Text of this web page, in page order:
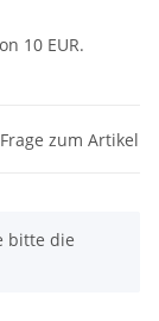
10 EUR.
Frage zum Artikel
bitte die